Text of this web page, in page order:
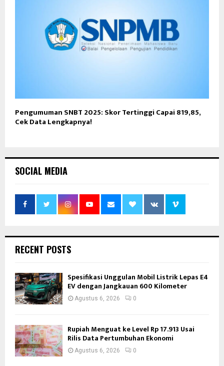
Pengumuman SNBT 2025: Skor Tertinggi Capai 819,85,
Cek Data Lengkapnya!
SOCIAL MEDIA
RECENT POSTS
Spesifikasi Unggulan Mobil Listrik Lepas E4
EV dengan Jangkauan 600 Kilometer
Agustus 6, 2026 0
Rupiah Menguat ke Level Rp 17.913 Usai
Rilis Data Pertumbuhan Ekonomi
Agustus 6, 2026 0